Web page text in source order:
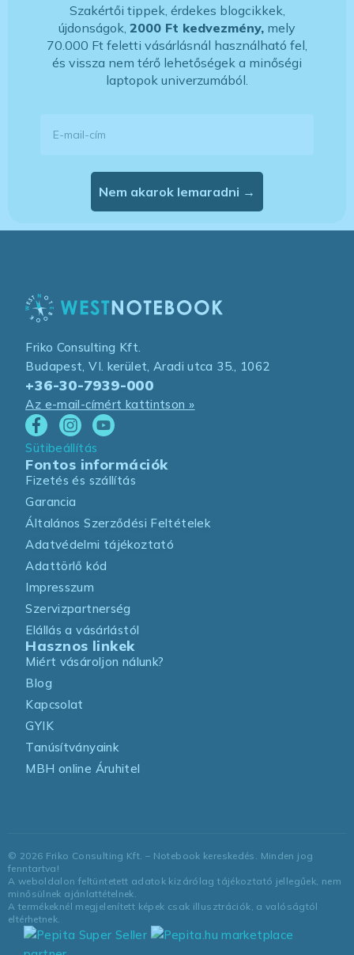
Szakértői tippek, érdekes blogcikkek,
újdonságok, 2000 Ft kedvezmény, mely
70.000 Ft feletti vásárlásnál használható fel,
és vissza nem térő lehetőségek a minőségi
laptopok univerzumából.
Nem akarok lemaradni →
Friko Consulting Kft.
Budapest, VI. kerület, Aradi utca 35., 1062
+36-30-7939-000
Az e-mail-címért kattintson »
Sütibeállítás
Fontos információk
Fizetés és szállítás
Garancia
Általános Szerződési Feltételek
Adatvédelmi tájékoztató
Adattörlő kód
Impresszum
Szervizpartnerség
Elállás a vásárlástól
Hasznos linkek
Miért vásároljon nálunk?
Blog
Kapcsolat
GYIK
Tanúsítványaink
MBH online Áruhitel
© 2026 Friko Consulting Kft. – Notebook kereskedés. Minden jog
fenntartva!
A weboldalon feltüntetett adatok kizárólag tájékoztató jellegűek, nem
minősülnek ajánlattételnek.
A termékeknél megjelenített képek csak illusztrációk, a valóságtól
eltérhetnek.
marketplace